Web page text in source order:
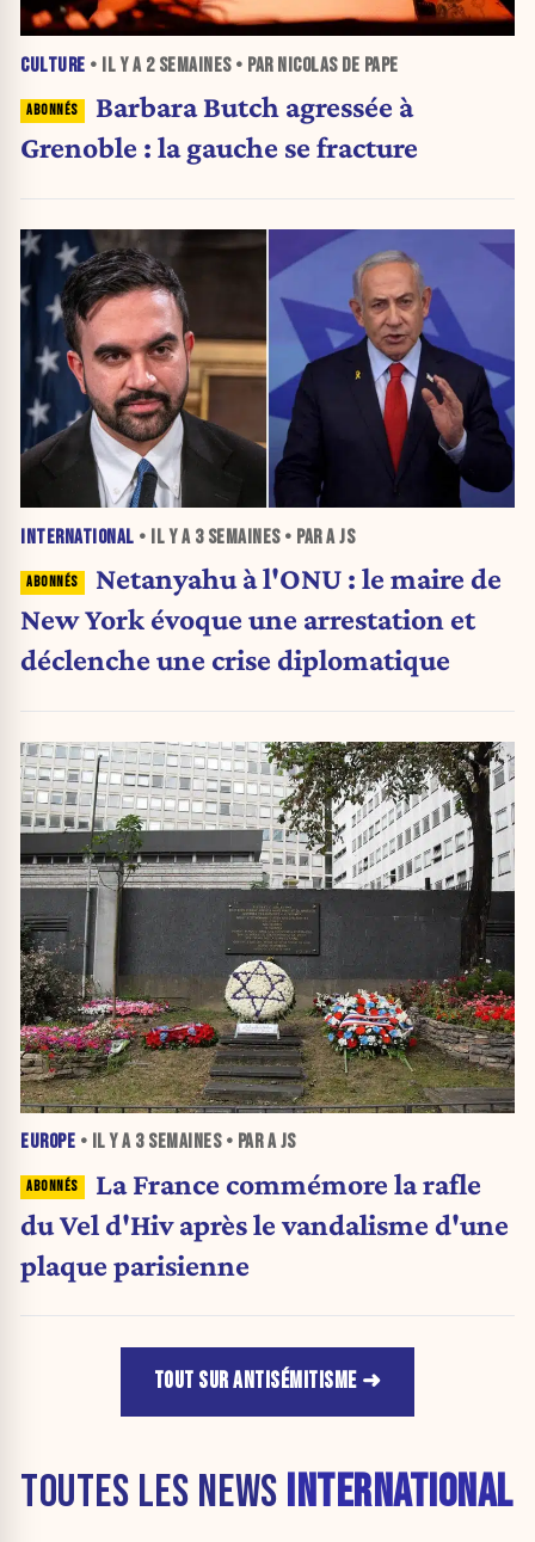
CULTURE • IL Y A 2 SEMAINES• PAR NICOLAS DE PAPE
Barbara Butch agressée à
Grenoble : la gauche se fracture
INTERNATIONAL • IL Y A 3 SEMAINES• PAR A JS
Netanyahu à l'ONU : le maire de
New York évoque une arrestation et
déclenche une crise diplomatique
EUROPE • IL Y A 3 SEMAINES• PAR A JS
La France commémore la rafle
du Vel d'Hiv après le vandalisme d'une
plaque parisienne
TOUT SUR ANTISÉMITISME
TOUTES LES NEWS INTERNATIONAL